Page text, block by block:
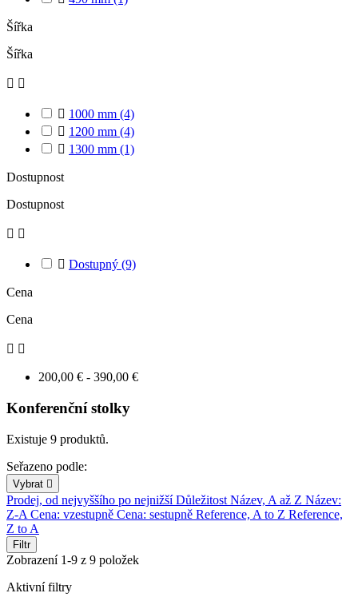
Šířka
Šířka
 
 1000 mm (4)
 1200 mm (4)
 1300 mm (1)
Dostupnost
Dostupnost
 
 Dostupný (9)
Cena
Cena
 
200,00 € - 390,00 €
Konferenční stolky
Existuje 9 produktů.
Seřazeno podle:
Vybrat 
Prodej, od nejvyššího po nejnižšíDůležitost Název, A až Z Název:
Z-A Cena: vzestupně Cena: sestupně Reference, A to Z Reference,
Z to A
Filtr
Zobrazení 1-9 z 9 položek
Aktivní filtry